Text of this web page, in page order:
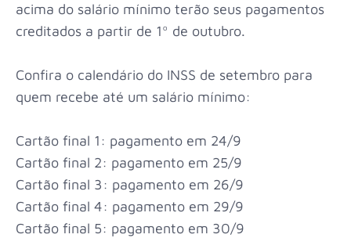
acima do salário mínimo terão seus pagamentos
creditados a partir de 1º de outubro.
Confira o calendário do INSS de setembro para
quem recebe até um salário mínimo:
Cartão final 1: pagamento em 24/9
Cartão final 2: pagamento em 25/9
Cartão final 3: pagamento em 26/9
Cartão final 4: pagamento em 29/9
Cartão final 5: pagamento em 30/9